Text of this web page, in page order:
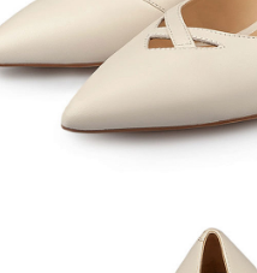
Кроссовки
Полусапоги